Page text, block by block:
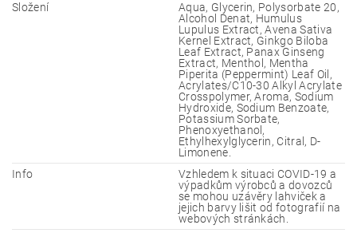
Složení
Aqua, Glycerin, Polysorbate 20,
Alcohol Denat, Humulus
Lupulus Extract, Avena Sativa
Kernel Extract, Ginkgo Biloba
Leaf Extract, Panax Ginseng
Extract, Menthol, Mentha
Piperita (Peppermint) Leaf Oil,
Acrylates/C10-30 Alkyl Acrylate
Crosspolymer, Aroma, Sodium
Hydroxide, Sodium Benzoate,
Potassium Sorbate,
Phenoxyethanol,
Ethylhexylglycerin, Citral, D-
Limonene.
Info
Vzhledem k situaci COVID-19 a
výpadkům výrobců a dovozců
se mohou uzávěry lahviček a
jejich barvy lišit od fotografií na
webových stránkách.